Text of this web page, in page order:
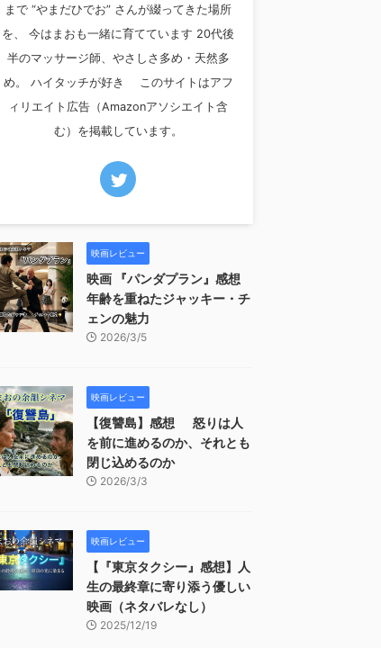
まで “やまだひでお” さんが綴ってきた場所
を、 今はまおも一緒に育てています 20代後
半のマッサージ師、やさしさ多め・天然多
め。 ハイタッチが好き このサイトはアフ
ィリエイト広告（Amazonアソシエイト含
む）を掲載しています。
映画レビュー
映画 『パンダプラン』感想
年齢を重ねたジャッキー・チ
ェンの魅力
2026/3/5
映画レビュー
【復讐島】感想 怒りは人
を前に進めるのか、それとも
閉じ込めるのか
2026/3/3
映画レビュー
【『東京タクシー』感想】人
生の最終章に寄り添う優しい
映画（ネタバレなし）
2025/12/19